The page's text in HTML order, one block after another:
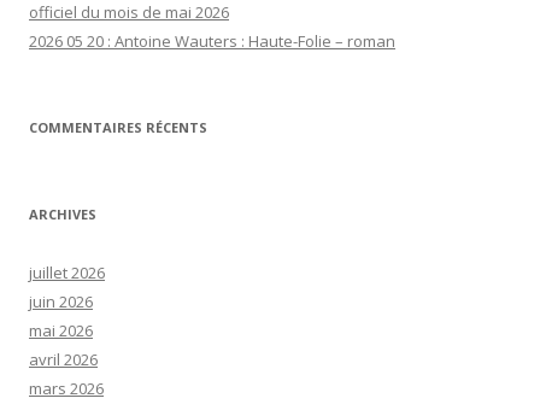
officiel du mois de mai 2026
2026 05 20 : Antoine Wauters : Haute-Folie – roman
COMMENTAIRES RÉCENTS
ARCHIVES
juillet 2026
juin 2026
mai 2026
avril 2026
mars 2026